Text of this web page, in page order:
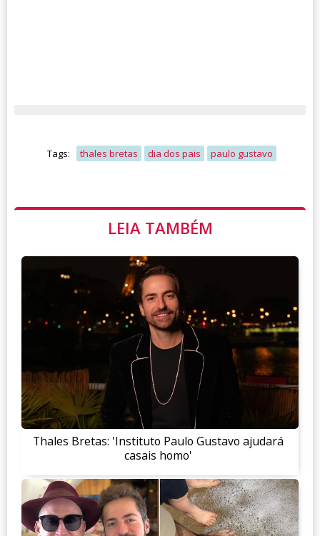
Tags: thales bretas dia dos pais paulo gustavo
LEIA TAMBÉM
Thales Bretas: 'Instituto Paulo Gustavo ajudará
casais homo'